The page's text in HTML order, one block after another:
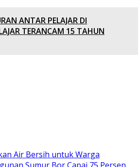
ANTAR PELAJAR DI
TERANCAM 15 TAHUN